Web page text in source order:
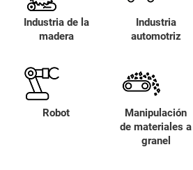
Industria de la
madera
Industria
automotriz
Robot
Manipulación
de materiales a
granel